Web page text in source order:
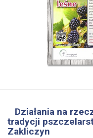
Działania na
tradycji
Zakliczyn